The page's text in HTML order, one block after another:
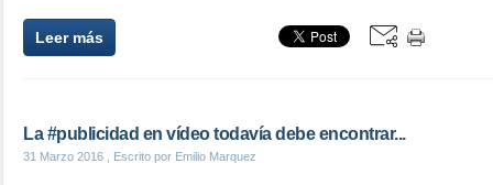
Leer más
La #publicidad en vídeo todavía debe encontrar...
31 Marzo 2016 , Escrito por Emilio Marquez